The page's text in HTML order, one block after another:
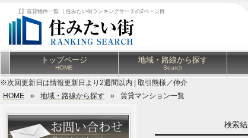
【】賃貸物件一覧 ｜住みたい街ランキングサーチの2ページ目
トップページ
HOME
地域・路線から探す
Search
※次回更新日は情報更新日より2週間以内 | 取引態様／仲介
HOME
» 地域・路線から探す » 賃貸マンション一覧
検索